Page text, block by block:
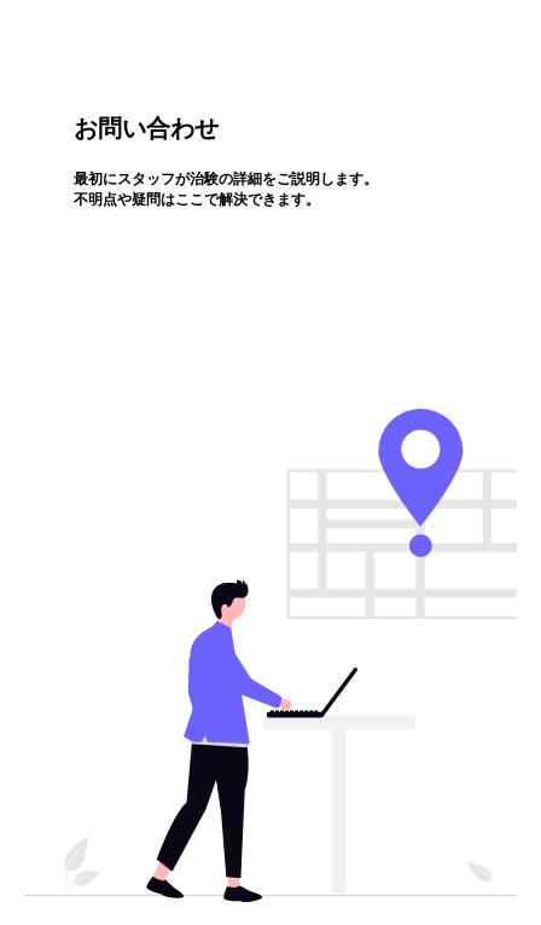
お問い合わせ
最初にスタッフが治験の詳細をご説明します。
不明点や疑問はここで解決できます。